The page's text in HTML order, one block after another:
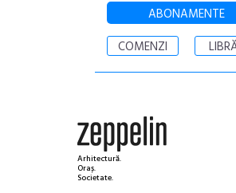
ABONAMENTE
COMENZI
Arhitectură.
Oraș.
Societate.